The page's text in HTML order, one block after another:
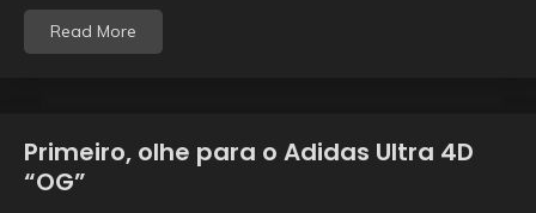
Read More
Primeiro, olhe para o Adidas Ultra 4D
“OG”